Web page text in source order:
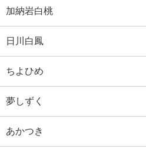
加納岩白桃
日川白鳳
ちよひめ
夢しずく
あかつき